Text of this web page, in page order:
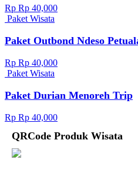
Rp Rp 40,000
Paket Wisata
Paket Outbond Ndeso
Rp Rp 40,000
Paket Wisata
Paket Durian Menoreh Trip
Rp Rp 40,000
QRCode Produk Wisata